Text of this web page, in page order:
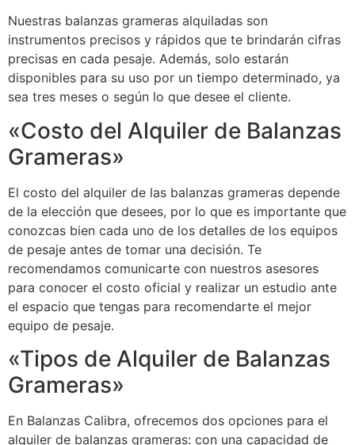
Nuestras balanzas grameras alquiladas son
instrumentos precisos y rápidos que te brindarán cifras
precisas en cada pesaje. Además, solo estarán
disponibles para su uso por un tiempo determinado, ya
sea tres meses o según lo que desee el cliente.
«Costo del Alquiler de Balanzas
Grameras»
El costo del alquiler de las balanzas grameras depende
de la elección que desees, por lo que es importante que
conozcas bien cada uno de los detalles de los equipos
de pesaje antes de tomar una decisión. Te
recomendamos comunicarte con nuestros asesores
para conocer el costo oficial y realizar un estudio ante
el espacio que tengas para recomendarte el mejor
equipo de pesaje.
«Tipos de Alquiler de Balanzas
Grameras»
En Balanzas Calibra, ofrecemos dos opciones para el
alquiler de balanzas grameras: con una capacidad de